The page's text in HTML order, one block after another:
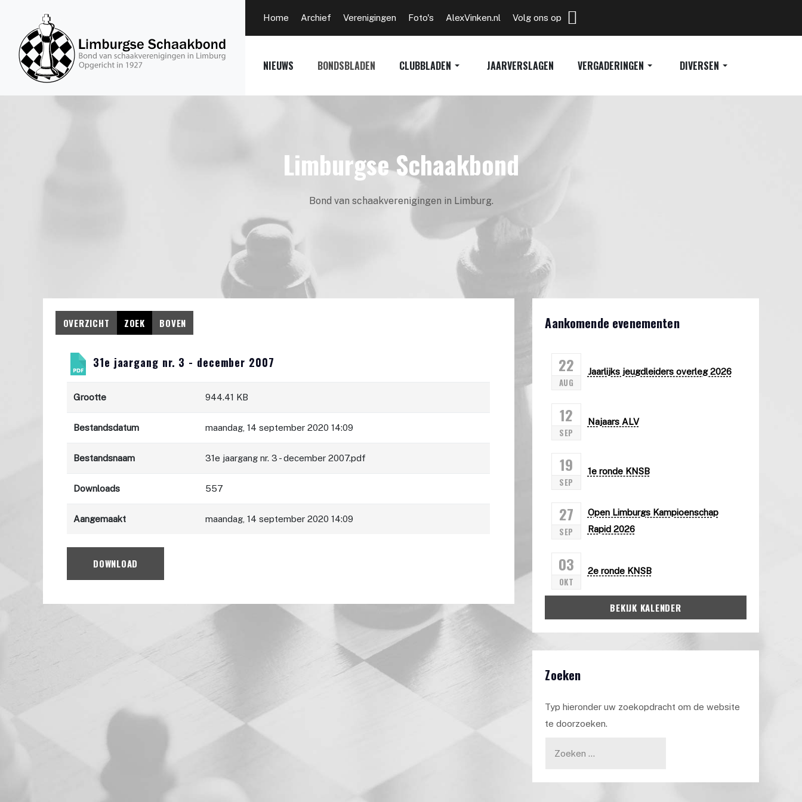
Home Archief Verenigingen Foto's AlexVinken.nl Volg ons op
NIEUWS BONDSBLADEN CLUBBLADEN JAARVERSLAGEN VERGADERINGEN DIVERSEN
Limburgse Schaakbond
Bond van schaakverenigingen in Limburg.
OVERZICHT ZOEK BOVEN
31e jaargang nr. 3 - december 2007
Grootte 944.41 KB
Bestandsdatum maandag, 14 september 2020 14:09
Bestandsnaam 31e jaargang nr. 3 - december 2007.pdf
Downloads 557
Aangemaakt maandag, 14 september 2020 14:09
DOWNLOAD
Aankomende evenementen
22
AUG
Jaarlijks jeugdleiders overleg 2026
12
SEP
Najaars ALV
19
SEP
1e ronde KNSB
27
SEP
Open Limburgs Kampioenschap
Rapid 2026
03
OKT
2e ronde KNSB
BEKIJK KALENDER
Zoeken
Typ hieronder uw zoekopdracht om de website
te doorzoeken.